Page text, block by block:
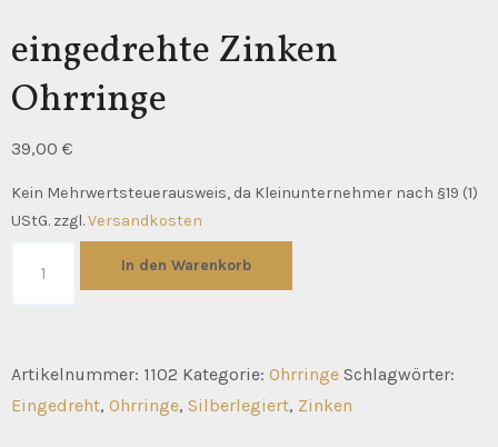
eingedrehte Zinken
Ohrringe
39,00 €
Kein Mehrwertsteuerausweis, da Kleinunternehmer nach §19 (1)
UStG. zzgl.Versandkosten
Zinken
In den Warenkorb
Artikelnummer: 1102 Kategorie: Ohrringe Schlagwörter:
Eingedreht, Ohrringe, Silberlegiert, Zinken